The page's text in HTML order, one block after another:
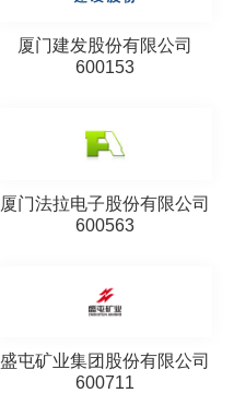
厦门建发股份有限公司
600153
厦门法拉电子股份有限公司
600563
盛屯矿业集团股份有限公司
600711